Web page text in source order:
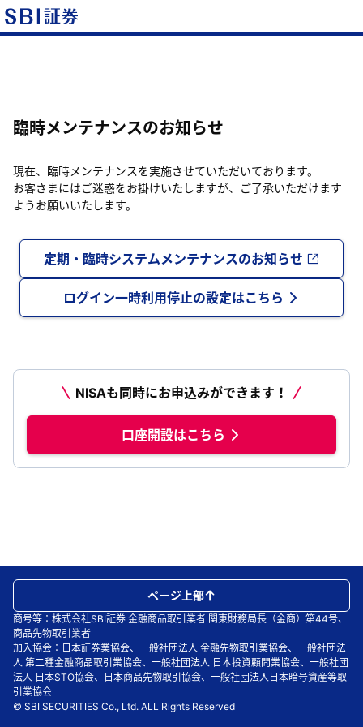
臨時メンテナンスのお知らせ
現在、臨時メンテナンスを実施させていただいております。
お客さまにはご迷惑をお掛けいたしますが、ご了承いただけます
ようお願いいたします。
定期・臨時システムメンテナンスのお知らせ
ログイン一時利用停止の設定はこちら
NISAも同時にお申込みができます！
口座開設はこちら
商号等：株式会社SBI証券 金融商品取引業者 関東財務局長（金商）第44号、
商品先物取引業者
加入協会：日本証券業協会、一般社団法人 金融先物取引業協会、一般社団法
人 第二種金融商品取引業協会、一般社団法人 日本投資顧問業協会、一般社団
法人 日本STO協会、日本商品先物取引協会、一般社団法人日本暗号資産等取
引業協会
© SBI SECURITIES Co., Ltd. ALL Rights Reserved
ページ上部